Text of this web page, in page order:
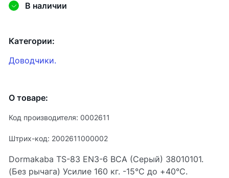
Категории:
Доводчики.
О товаре:
Код производителя: 0002611
Штрих-код: 2002611000002
Dormakaba TS-83 EN3-6 BCA (Серый) 38010101.
(Без рычага) Усилие 160 кг. -15°С до +40°С.
В наличии